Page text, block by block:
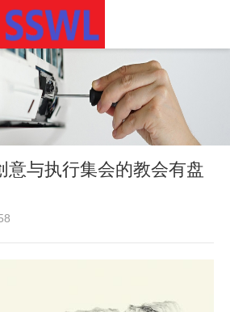
意与执行集会的教会有盘